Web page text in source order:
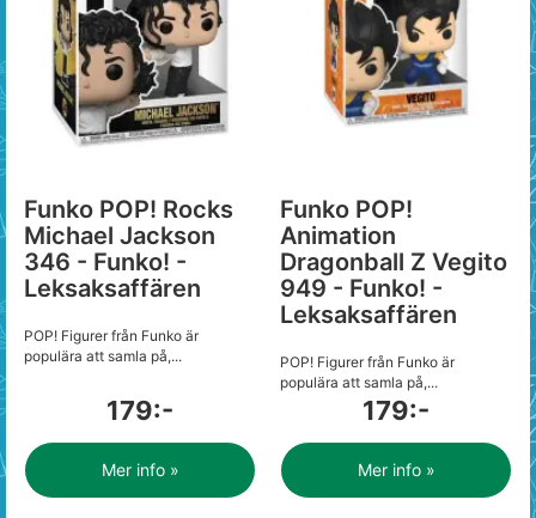
Funko POP! Rocks
Michael Jackson
346 - Funko! -
Leksaksaffären
POP! Figurer från Funko är
populära att samla på,...
179:-
Mer info »
Funko POP!
Animation
Dragonball Z Vegito
949 - Funko! -
Leksaksaffären
POP! Figurer från Funko är
populära att samla på,...
179:-
Mer info »